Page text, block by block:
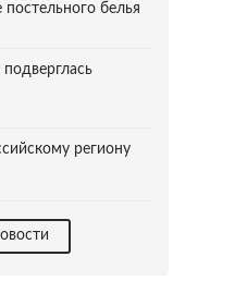
постельного белья
подверглась
региону